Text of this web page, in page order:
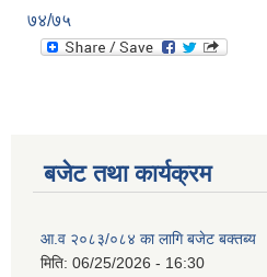
७४/७५
बजेट तथा कार्यक्रम
आ.व २०८३/०८४ का लागि बजेट बक्तब्य
मिति: 06/25/2026 - 16:30